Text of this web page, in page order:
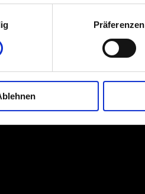
Präferenzen